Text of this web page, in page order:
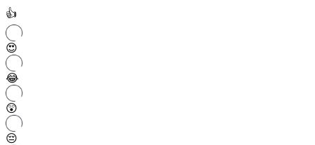
👍
😍
😂
😲
😔